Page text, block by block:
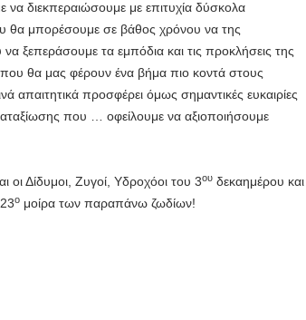
να διεκπεραιώσουμε με επιτυχία δύσκολα
θα μπορέσουμε σε βάθος χρόνου να της
ξεπεράσουμε τα εμπόδια και τις προκλήσεις της
που θα μας φέρουν ένα βήμα πιο κοντά στους
απαιτητικά προσφέρει όμως σημαντικές ευκαιρίες
που … οφείλουμε να αξιοποιήσουμε
οι Δίδυμοι, Ζυγοί, Υδροχόοι του 3ουδεκαημέρου και
ομοίρα των παραπάνω ζωδίων!